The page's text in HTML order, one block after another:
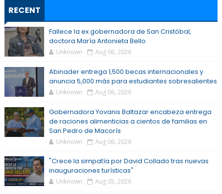
RECENT
Fallece la ex gobernadora de San Cristóbal,
doctora María Antonieta Bello
Unknown Aug 06, 2026
Abinader entrega 1,500 becas internacionales y
anuncia 5,000 más para estudiantes sobresalientes
Unknown Aug 06, 2026
Gobernadora Yovanis Baltazar encabeza entrega
de raciones alimenticias a cientos de familias en
San Pedro de Macorís
Unknown Aug 06, 2026
"Crece la simpatía por David Collado tras nuevas
inauguraciones turísticas"
Unknown Aug 05, 2026